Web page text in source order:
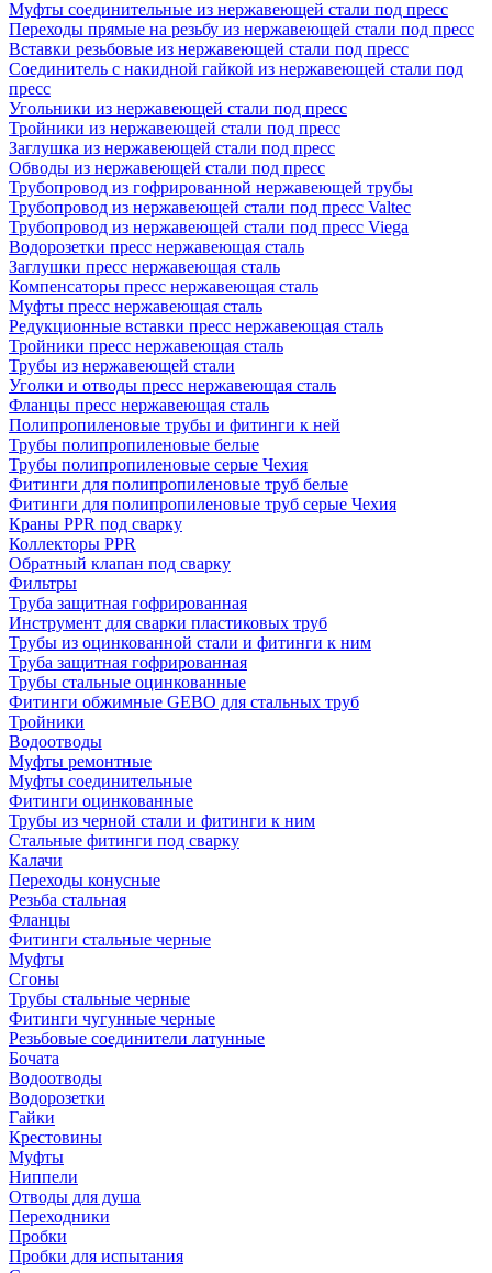
Муфты соединительные из нержавеющей стали под пресс
Переходы прямые на резьбу из нержавеющей стали под пресс
Вставки резьбовые из нержавеющей стали под пресс
Соединитель с накидной гайкой из нержавеющей стали под
пресс
Угольники из нержавеющей стали под пресс
Тройники из нержавеющей стали под пресс
Заглушка из нержавеющей стали под пресс
Обводы из нержавеющей стали под пресс
Трубопровод из гофрированной нержавеющей трубы
Трубопровод из нержавеющей стали под пресс Valtec
Трубопровод из нержавеющей стали под пресс Viega
Водорозетки пресс нержавеющая сталь
Заглушки пресс нержавеющая сталь
Компенсаторы пресс нержавеющая сталь
Муфты пресс нержавеющая сталь
Редукционные вставки пресс нержавеющая сталь
Тройники пресс нержавеющая сталь
Трубы из нержавеющей стали
Уголки и отводы пресс нержавеющая сталь
Фланцы пресс нержавеющая сталь
Полипропиленовые трубы и фитинги к ней
Трубы полипропиленовые белые
Трубы полипропиленовые серые Чехия
Фитинги для полипропиленовые труб белые
Фитинги для полипропиленовые труб серые Чехия
Краны PPR под сварку
Коллекторы PPR
Обратный клапан под сварку
Фильтры
Труба защитная гофрированная
Инструмент для сварки пластиковых труб
Трубы из оцинкованной стали и фитинги к ним
Труба защитная гофрированная
Трубы стальные оцинкованные
Фитинги обжимные GEBO для стальных труб
Тройники
Водоотводы
Муфты ремонтные
Муфты соединительные
Фитинги оцинкованные
Трубы из черной стали и фитинги к ним
Стальные фитинги под сварку
Калачи
Переходы конусные
Резьба стальная
Фланцы
Фитинги стальные черные
Муфты
Сгоны
Трубы стальные черные
Фитинги чугунные черные
Резьбовые соединители латунные
Бочата
Водоотводы
Водорозетки
Гайки
Крестовины
Муфты
Ниппели
Отводы для душа
Переходники
Пробки
Пробки для испытания